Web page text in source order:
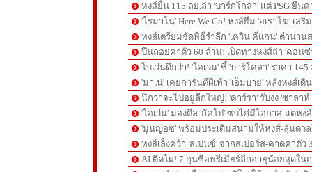
หงส์ยื่น 115 ลย.ล่า 'บาร์กโกล่า' แต่ PSG ยืนค่
'โรมาโน่' Here We Go! หงส์ยืม 'อเราโฆ่' เสริ
หงส์เตรียมจัดพิธีรำลึก 'เควิน คีแกน' ตำนาน
ปืนถอยค่าตัว 60 ล้าน! เปิดทางหงส์ล่า 'คอนซ่
โบเว่นดีกว่า! 'โอเว่น' ชี้ 'บาร์โคลา' ราคา
'มาเน่' เคยการันตีฝีเท้า 'เอ็มบาย' หลังหงส์เดิ
นึกว่าจะไปอยู่ลีกใหญ่! 'คาร์รา' รับงง 'ซาลา
'โอเว่น' มองดีล 'กัคโป' ซบไก่มีโอกาส-แต่ห
'มูนญอซ' พร้อมประเดิมสนามให้หงส์-ลุ้นดว
หงส์เล็งคว้า 'สเปนซ์' จากสเปอร์ส-คาดค่าตัว
AI ติดโผ! 7 กุนซือพรีเมียร์ลีกอายุน้อยสุดใน